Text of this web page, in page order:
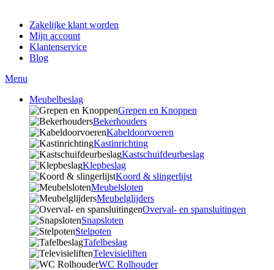
Zakelijke klant worden
Mijn account
Klantenservice
Blog
Menu
Meubelbeslag
Grepen en Knoppen
Bekerhouders
Kabeldoorvoeren
Kastinrichting
Kastschuifdeurbeslag
Klepbeslag
Koord & slingerlijst
Meubelsloten
Meubelglijders
Overval- en spansluitingen
Snapsloten
Stelpoten
Tafelbeslag
Televisieliften
WC Rolhouder